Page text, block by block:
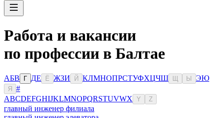
Работа и вакансии
по профессии в Балтае
АБВ Г ДЕ Ё ЖЗИ Й КЛМНОПРСТУФХЦЧШ Ы ЭЮ
Я
#
ABCDEFGHIJKLMNOPQRSTUVWX Y Z
главный инженер филиала